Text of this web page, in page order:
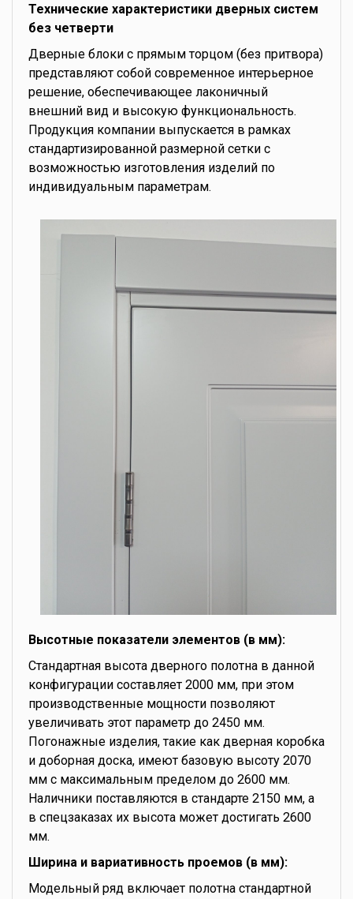
Технические характеристики дверных систем
без четверти
Дверные блоки с прямым торцом (без притвора)
представляют собой современное интерьерное
решение, обеспечивающее лаконичный
внешний вид и высокую функциональность.
Продукция компании выпускается в рамках
стандартизированной размерной сетки с
возможностью изготовления изделий по
индивидуальным параметрам.
Высотные показатели элементов (в мм):
Стандартная высота дверного полотна в данной
конфигурации составляет 2000 мм, при этом
производственные мощности позволяют
увеличивать этот параметр до 2450 мм.
Погонажные изделия, такие как дверная коробка
и доборная доска, имеют базовую высоту 2070
мм с максимальным пределом до 2600 мм.
Наличники поставляются в стандарте 2150 мм, а
в спецзаказах их высота может достигать 2600
мм.
Ширина и вариативность проемов (в мм):
Модельный ряд включает полотна стандартной